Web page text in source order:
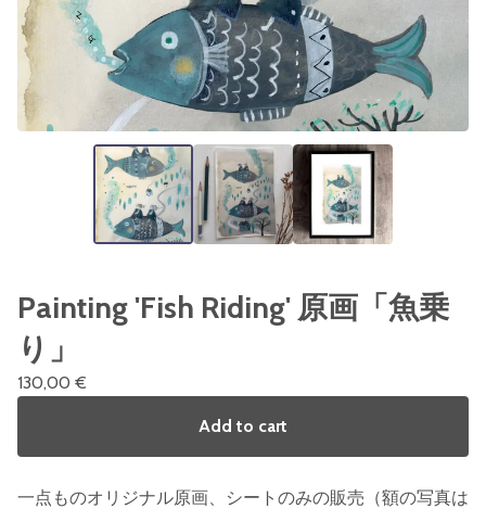
Painting 'Fish Riding' 原画「魚乗
り」
130,00 €
Add to cart
一点ものオリジナル原画、シートのみの販売（額の写真は